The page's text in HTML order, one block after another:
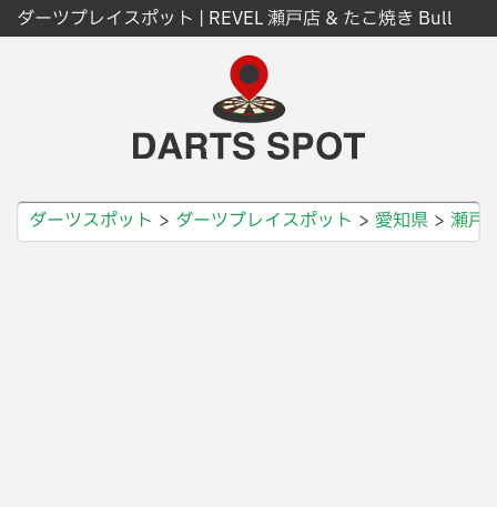
ダーツプレイスポット | REVEL 瀬戸店 & たこ焼き Bull
ダーツスポット ダーツプレイスポット 愛知県 瀬戸